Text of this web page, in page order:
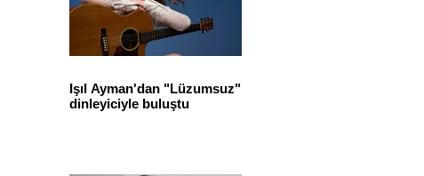
Işıl Ayman'dan "Lüzumsuz"
dinleyiciyle buluştu